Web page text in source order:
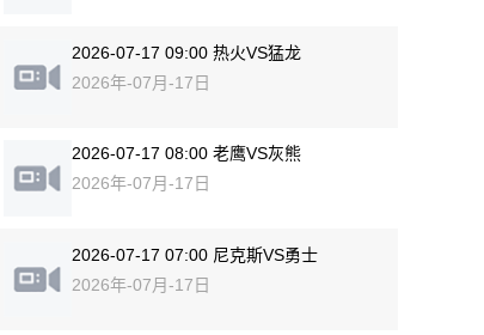
2026-07-17 09:00 热火VS猛龙
2026年-07月-17日
2026-07-17 08:00 老鹰VS灰熊
2026年-07月-17日
2026-07-17 07:00 尼克斯VS勇士
2026年-07月-17日